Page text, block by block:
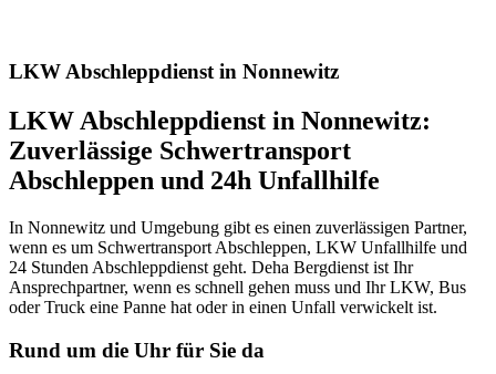
LKW Abschleppdienst in Nonnewitz
LKW Abschleppdienst in Nonnewitz:
Zuverlässige Schwertransport
Abschleppen und 24h Unfallhilfe
In Nonnewitz und Umgebung gibt es einen zuverlässigen Partner,
wenn es um Schwertransport Abschleppen, LKW Unfallhilfe und
24 Stunden Abschleppdienst geht. Deha Bergdienst ist Ihr
Ansprechpartner, wenn es schnell gehen muss und Ihr LKW, Bus
oder Truck eine Panne hat oder in einen Unfall verwickelt ist.
Rund um die Uhr für Sie da